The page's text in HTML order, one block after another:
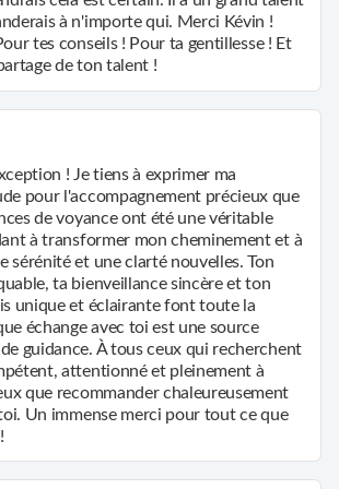
à n'importe qui. Merci Kévin !
tes conseils ! Pour ta gentillesse ! Et
de ton talent !
! Je tiens à exprimer ma
pour l'accompagnement précieux que
de voyance ont été une véritable
à transformer mon cheminement et à
sérénité et une clarté nouvelles. Ton
ta bienveillance sincère et ton
unique et éclairante font toute la
échange avec toi est une source
guidance. À tous ceux qui recherchent
attentionné et pleinement à
que recommander chaleureusement
Un immense merci pour tout ce que